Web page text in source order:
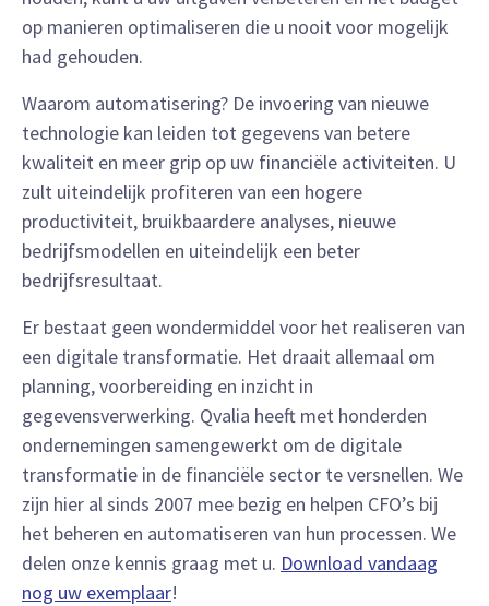
op manieren optimaliseren die u nooit voor mogelijk
had gehouden.
Waarom automatisering? De invoering van nieuwe
technologie kan leiden tot gegevens van betere
kwaliteit en meer grip op uw financiële activiteiten. U
zult uiteindelijk profiteren van een hogere
productiviteit, bruikbaardere analyses, nieuwe
bedrijfsmodellen en uiteindelijk een beter
bedrijfsresultaat.
Er bestaat geen wondermiddel voor het realiseren van
een digitale transformatie. Het draait allemaal om
planning, voorbereiding en inzicht in
gegevensverwerking. Qvalia heeft met honderden
ondernemingen samengewerkt om de digitale
transformatie in de financiële sector te versnellen. We
zijn hier al sinds 2007 mee bezig en helpen CFO’s bij
het beheren en automatiseren van hun processen. We
delen onze kennis graag met u. Download vandaag
nog uw exemplaar!